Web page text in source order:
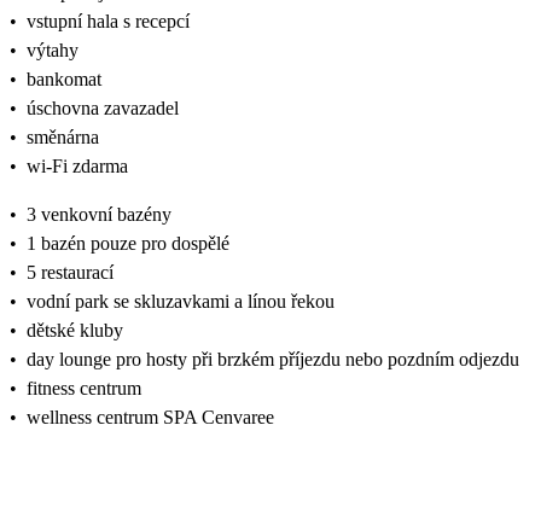
• vstupní hala s recepcí
• výtahy
• bankomat
• úschovna zavazadel
• směnárna
• wi-Fi zdarma
• 3 venkovní bazény
• 1 bazén pouze pro dospělé
• 5 restaurací
• vodní park se skluzavkami a línou řekou
• dětské kluby
• day lounge pro hosty při brzkém příjezdu nebo pozdním odjezdu
• fitness centrum
• wellness centrum SPA Cenvaree